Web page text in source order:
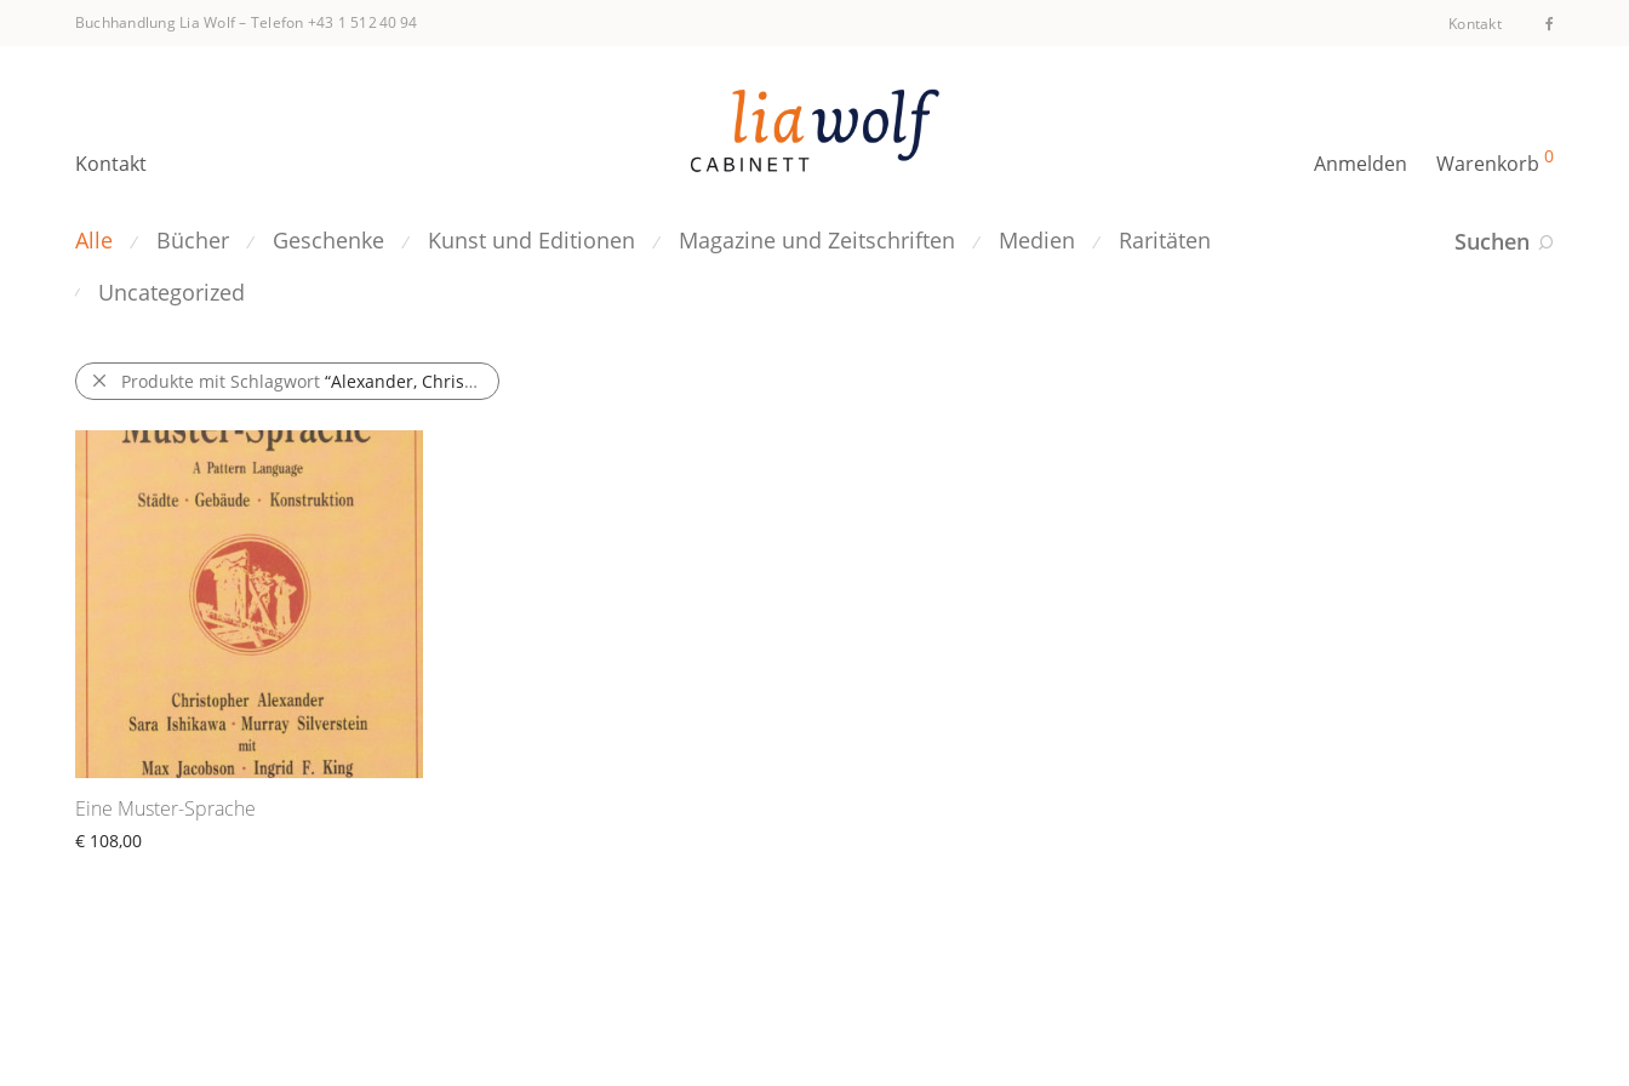
Buchhandlung Lia Wolf– Telefon +43 1 512 40 94 Kontakt
Kontakt Anmelden Warenkorb 0
Suchen
Alle ⁄ Bücher ⁄ Geschenke ⁄ Kunst und Editionen ⁄ Magazine und Zeitschriften ⁄ Medien ⁄ Raritäten
⁄ Uncategorized
Produkte mit Schlagwort “Alexander, Christopher/Ishikawa, Sara/Silverstein, Murray;”
Eine Muster-Sprache
€ 108,00